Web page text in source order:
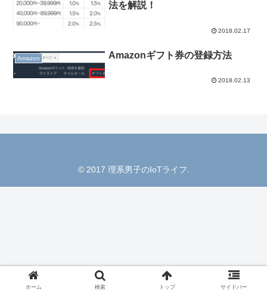
法を解説！
2018.02.17
Amazon Amazonギフト券の登録方法
2018.02.13
© 2017 理系男子のIoTライフ.
ホーム 検索 トップ サイドバー